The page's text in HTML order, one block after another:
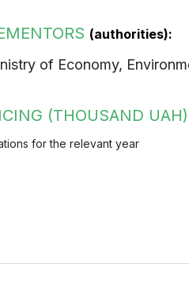
(authorities):
of Economy,
(THOUSAND
for the relevant year